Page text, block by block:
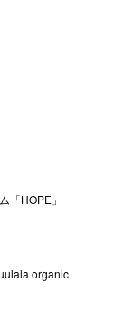
「HOPE」
organic